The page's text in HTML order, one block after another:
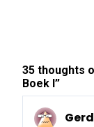
35 thoughts
Boek I”